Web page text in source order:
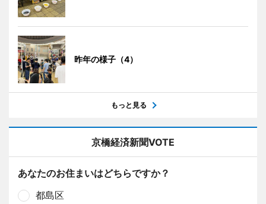
昨年の様子（4）
もっと見る
京橋経済新聞VOTE
あなたのお住まいはどちらですか？
都島区